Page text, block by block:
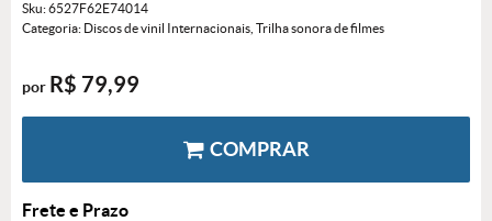
Sku:6527F62E74014
Categoria: Discos de vinil Internacionais Trilha sonora de filmes
por R$ 79,99
COMPRAR
Frete e Prazo